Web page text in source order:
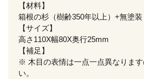
【材料】
箱根の杉（樹齢350年以上）+無塗装
【サイズ】
高さ110X幅80X奥行25mm
【補足】
※ 木目の表情は一点一点異なります
い。